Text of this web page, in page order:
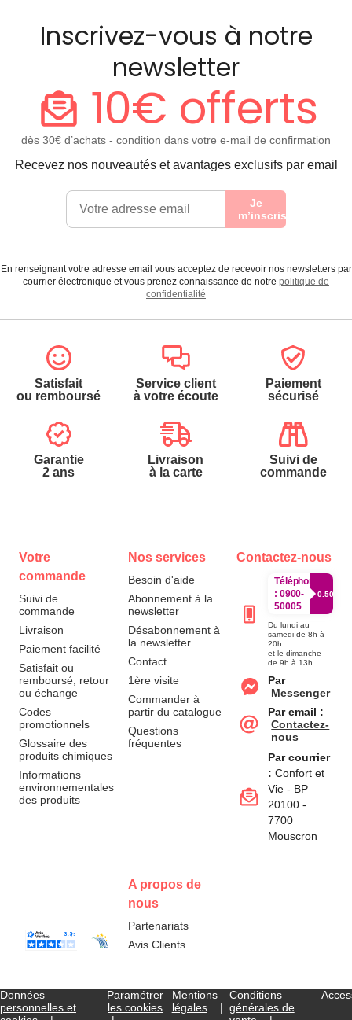
Inscrivez-vous à notre
newsletter
10€ offerts
dès 30€ d’achats - condition dans votre e-mail de confirmation
Recevez nos nouveautés et avantages exclusifs par email
Je
m’inscris
En renseignant votre adresse email vous acceptez de recevoir nos newsletters par
courrier électronique et vous prenez connaissance de notre politique de
confidentialité
Satisfait
ou remboursé
Service client
à votre écoute
Paiement
sécurisé
Garantie
2 ans
Livraison
à la carte
Suivi de
commande
Votre
commande
Suivi de
commande
Livraison
Paiement facilité
Satisfait ou
remboursé, retour
ou échange
Codes
promotionnels
Glossaire des
produits chimiques
Informations
environnementales
des produits
Nos services
Besoin d'aide
Abonnement à la
newsletter
Désabonnement à
la newsletter
Contact
1ère visite
Commander à
partir du catalogue
Questions
fréquentes
A propos de
nous
Partenariats
Avis Clients
Contactez-nous
Téléphone
: 0900-
50005
0.50€/
Du lundi au
samedi de 8h à
20h
et le dimanche
de 9h à 13h
Par
Messenger
Par email :
Contactez-
nous
Par courrier
: Confort et
Vie - BP
20100 -
7700
Mouscron
Données
personnelles et
Paramétrer
les cookies
Mentions
légales
Conditions
générales de